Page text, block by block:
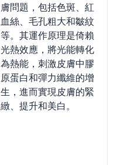
膚問題，包括色斑、紅
血絲、毛孔粗大和皺紋
等。其運作原理是倚賴
光熱效應，將光能轉化
為熱能，刺激皮膚中膠
原蛋白和彈力纖維的增
生，進而實現皮膚的緊
緻、提升和美白。